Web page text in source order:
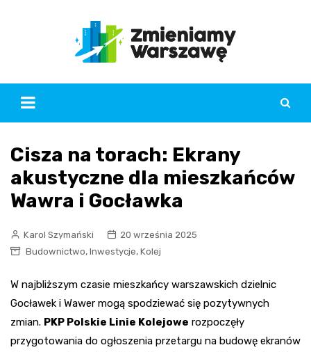
Cisza na torach: Ekrany
akustyczne dla mieszkańców
Wawra i Gocławka
Karol Szymański
20 września 2025
Budownictwo, Inwestycje, Kolej
W najbliższym czasie mieszkańcy warszawskich dzielnic
Gocławek i Wawer mogą spodziewać się pozytywnych
zmian. PKP Polskie Linie Kolejowe rozpoczęły
przygotowania do ogłoszenia przetargu na budowę ekranów